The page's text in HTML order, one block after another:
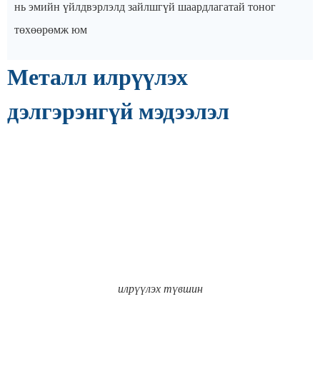
нь эмийн үйлдвэрлэлд зайлшгүй шаардлагатай тоног
төхөөрөмж юм
Металл илрүүлэх
дэлгэрэнгүй мэдээлэл
илрүүлэх түвшин